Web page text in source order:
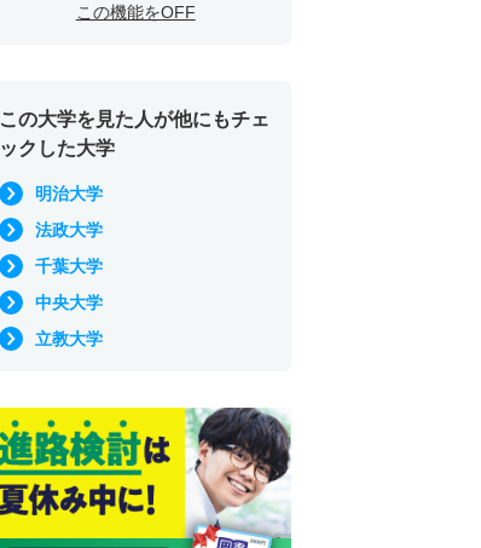
この機能をOFF
この大学を見た人が他にもチェ
ックした大学
明治大学
法政大学
千葉大学
中央大学
立教大学